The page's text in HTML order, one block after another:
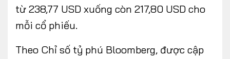
từ 238,77 USD xuống còn 217,80 USD cho
mỗi cổ phiếu.
Theo Chỉ số tỷ phú Bloomberg, được cập